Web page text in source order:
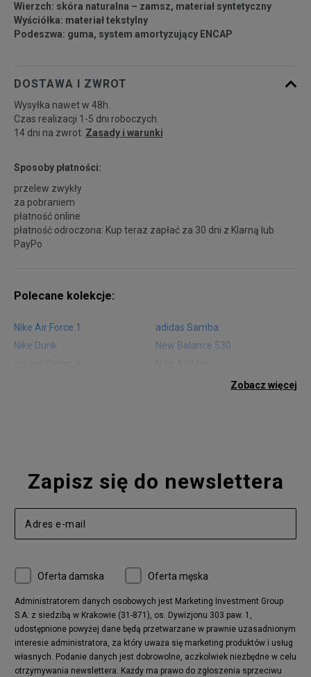
45 29 cm Powiadom o dostępności
46,5 30 cm
Wierzch: skóra naturalna – zamsz, materiał syntetyczny
Wyściółka: materiał tekstylny
Podeszwa: guma, system amortyzujący ENCAP
DOSTAWA I ZWROT
Wysyłka nawet w 48h.
Czas realizacji 1-5 dni roboczych.
14 dni na zwrot. Zasady i warunki
Sposoby płatności:
przelew zwykły
za pobraniem
płatność online
płatność odroczona: Kup teraz zapłać za 30 dni z Klarną lub
PayPo
Polecane kolekcje:
Nike Air Force 1
adidas Samba
Nike Dunk
New Balance 530
Air Jordan 1
New Balance 327
adidas Handball Spezial
Birkenstock Arizona
Nike Air Max 270
New Balance CT302
adidas Ozelia
Nike Air More Uptempo
adidas Stan Smith
Puma Mayze
Reebok Club C
New Balance 2002
adidas NMD
Converse Run Star Hike
Nike Air Max Pulse
adidas Nizza
New Balance 997
adidas ZX
Nike Waffle One
Zobacz więcej
Zapisz się do newslettera
Oferta damska Oferta męska
Administratorem danych osobowych jest Marketing Investment Group
S.A. z siedzibą w Krakowie (31-871), os. Dywizjonu 303 paw. 1,
udostępnione powyżej dane będą przetwarzane w prawnie uzasadnionym
interesie administratora, za który uważa się marketing produktów i usług
własnych. Podanie danych jest dobrowolne, aczkolwiek niezbędne w celu
otrzymywania newslettera. Każdy ma prawo do zgłoszenia sprzeciwu